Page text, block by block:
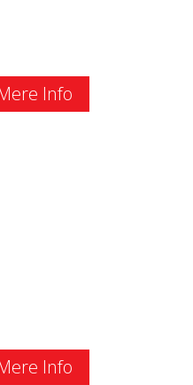
Info
Info